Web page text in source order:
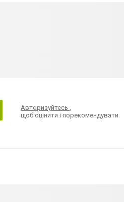
Авторизуйтесь,
щоб оцінити і порекомендувати